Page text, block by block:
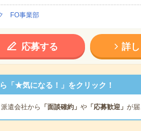
FO事業部
応募する 詳
「★気になる！」をクリック！
遣会社から 「面談確約」 や「応募歓迎」 が届